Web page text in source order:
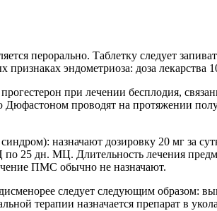
перорально. Таблетку следует
признаках эндометриоза: доза
при лечении бесплодия,
проводят на протяжении
назначают дозировку 20 мг за
25 дн. МЦ. Длительность лечения
ПМС обычно не назначают.
следует следующим образом:
терапии назначается препарат в